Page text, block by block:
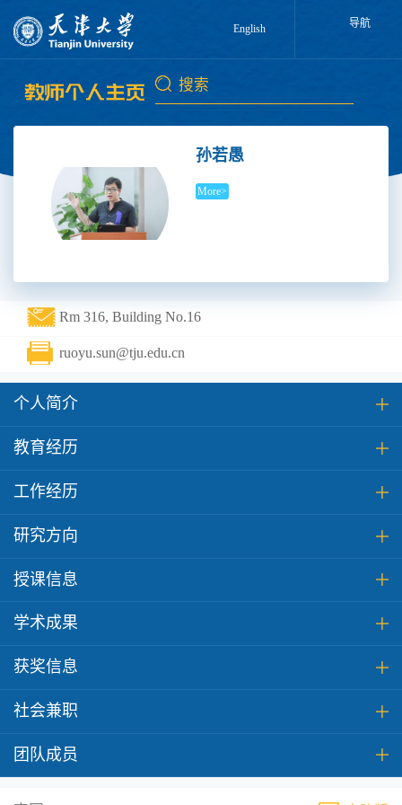
English 导航
孙若愚
More>
Rm 316, Building No.16
ruoyu.sun@tju.edu.cn
个人简介
教育经历
工作经历
研究方向
授课信息
学术成果
获奖信息
社会兼职
团队成员